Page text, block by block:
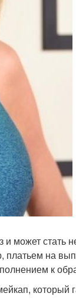
может стать
на
к
который